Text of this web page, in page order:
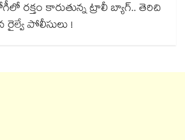
రక్తం కారుతున్న ట్రాలీ బ్యాగ్.. తెరిచి
పోలీసులు !